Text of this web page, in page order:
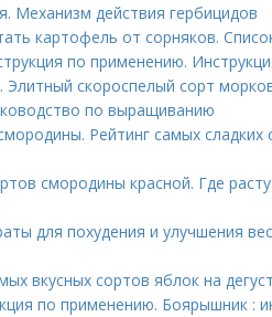
Механизм действия гербицидов
картофель от сорняков.
по применению.
Элитный скороспелый сорт
по выращиванию
Рейтинг самых сладких
смородины красной. Где
для похудения и улучшения
вкусных сортов яблок на
по применению. Боярышник :